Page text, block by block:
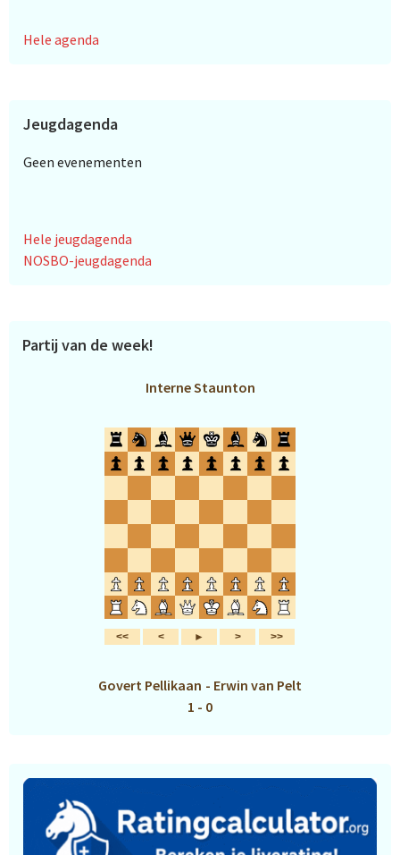
Hele agenda
Jeugdagenda
Geen evenementen
Hele jeugdagenda
NOSBO-jeugdagenda
Partij van de week!
Interne Staunton
Govert Pellikaan - Erwin van Pelt
1 - 0